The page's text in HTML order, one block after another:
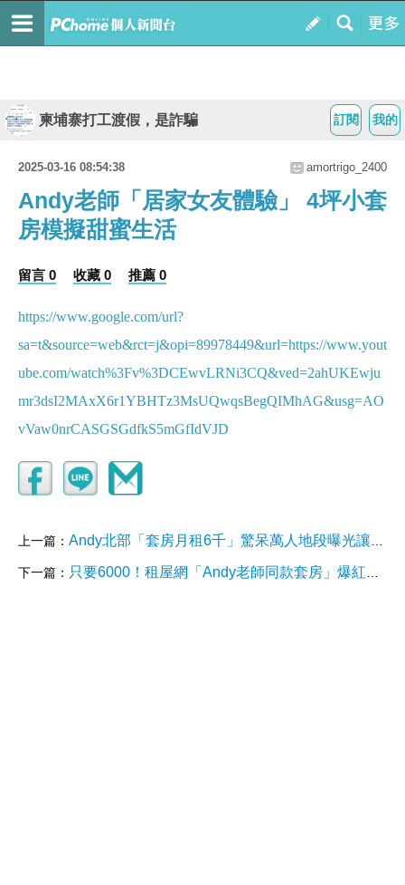
我的
訂閱
柬埔寨打工渡假，是詐騙
2025-03-16 08:54:38 amortrigo_2400
Andy老師「居家女友體驗」 4坪小套
房模擬甜蜜生活
留言 0 收藏 0 推薦 0
https://www.google.com/url?
sa=t&source=web&rct=j&opi=89978449&url=https://www.yout
ube.com/watch%3Fv%3DCEwvLRNi3CQ&ved=2ahUKEwju
mr3dsI2MAxX6r1YBHTz3MsUQwqsBegQIMhAG&usg=AO
vVaw0nrCASGSGdfkS5mGfIdVJD
上一篇： Andy北部「套房月租6千」驚呆萬人地段曝光讓網讚：房東超佛心
下一篇： 只要6000！租屋網「Andy老師同款套房」爆紅網笑「這點」廣告不實